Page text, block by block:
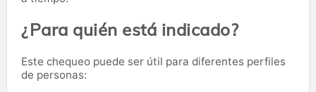
¿Para quién está indicado?
Este chequeo puede ser útil para diferentes perfiles
de personas: